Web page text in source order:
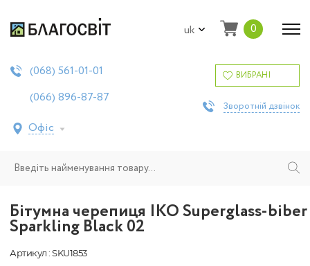
uk 0
(068) 561-01-01
(066) 896-87-87
Офіс
ВИБРАНІ
Зворотній дзвінок
Бітумна черепиця IKO Superglass-biber
Sparkling Black 02
Артикул : SKU1853